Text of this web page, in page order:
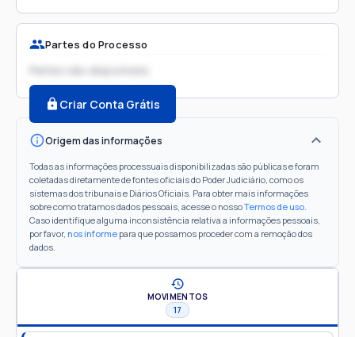
Partes do Processo
Partes não disponíveis
Criar Conta Grátis
Origem das informações
Todas as informações processuais disponibilizadas são públicas e foram
coletadas diretamente de fontes oficiais do Poder Judiciário, como os
sistemas dos tribunais e Diários Oficiais. Para obter mais informações
sobre como tratamos dados pessoais, acesse o nossoTermos de uso.
Caso identifique alguma inconsistência relativa a informações pessoais,
por favor, nos informe para que possamos proceder com a remoção dos
dados.
MOVIMENTOS
17